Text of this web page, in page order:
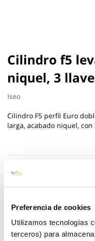
Preferencia de cookies
Utilizamos tecnologías
terceros) para
Cilindro f5
niquel, 3
Iseo
Cilindro F5 perfil Euro
larga, acabado niquel,
Saltar
al
comienzo
de
la
de
imágenes